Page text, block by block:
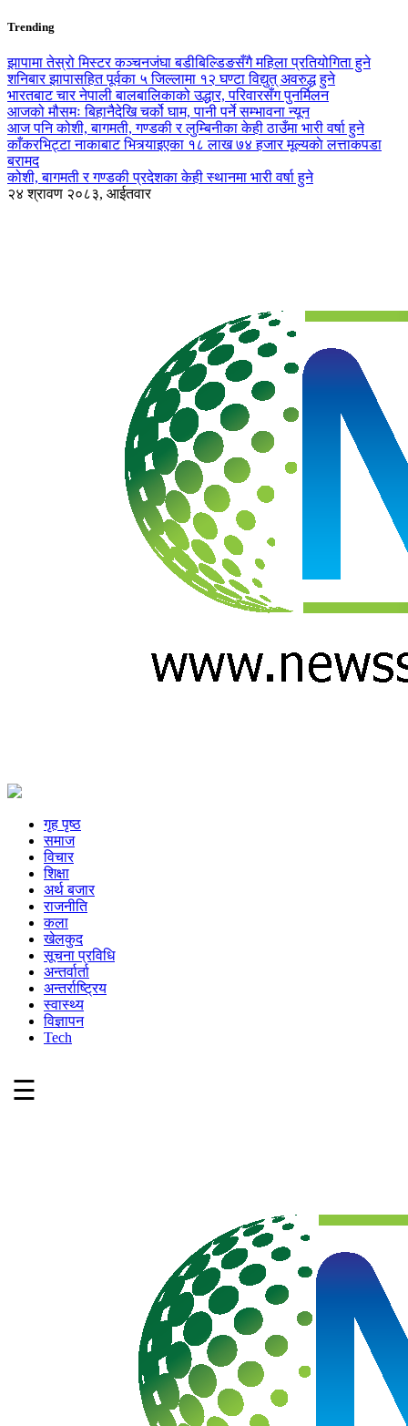
Trending
झापामा तेस्रो मिस्टर कञ्चनजंघा बडीबिल्डिङसँगै महिला प्रतियोगिता हुने
शनिबार झापासहित पूर्वका ५ जिल्लामा १२ घण्टा विद्युत् अवरुद्ध हुने
भारतबाट चार नेपाली बालबालिकाको उद्धार, परिवारसँग पुनर्मिलन
आजको मौसमः बिहानैदेखि चर्को घाम, पानी पर्ने सम्भावना न्यून
आज पनि कोशी, बागमती, गण्डकी र लुम्बिनीका केही ठाउँमा भारी वर्षा हुने
काँकरभिट्टा नाकाबाट भित्र्याइएका १८ लाख ७४ हजार मूल्यकाे लत्ताकपडा
बरामद
कोशी, बागमती र गण्डकी प्रदेशका केही स्थानमा भारी वर्षा हुने
२४ श्रावण २०८३, आईतवार
गृह पृष्ठ
समाज
विचार
शिक्षा
अर्थ बजार
राजनीति
कला
खेलकुद
सूचना प्रविधि
अन्तर्वार्ता
अन्तर्राष्ट्रिय
स्वास्थ्य
विज्ञापन
Tech
☰